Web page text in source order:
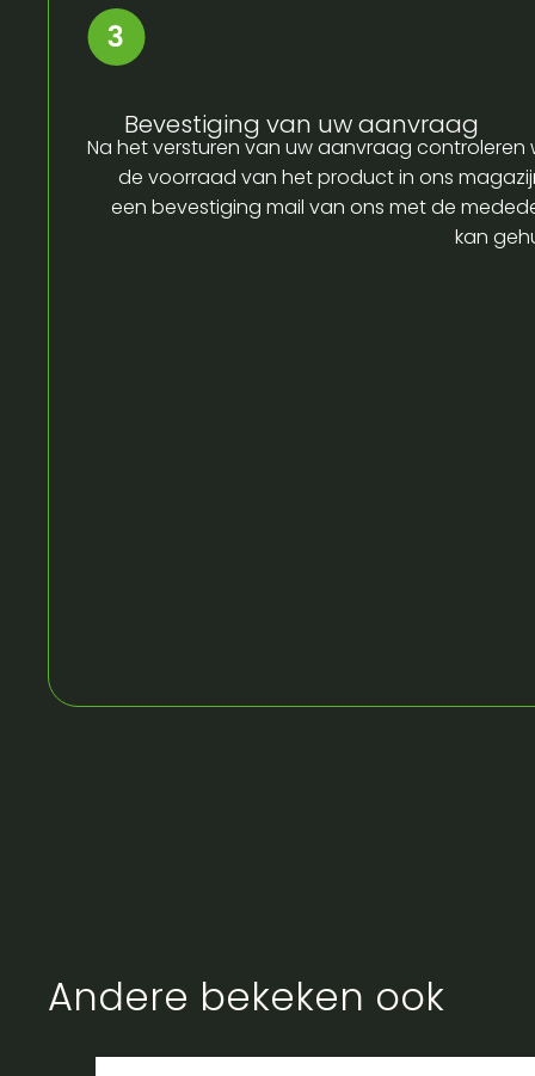
Bevestiging van uw aanvraag
Na het versturen van uw aanvraag controleren
de voorraad van het product in ons
een bevestiging mail van ons met de
kan
Andere bekeken ook